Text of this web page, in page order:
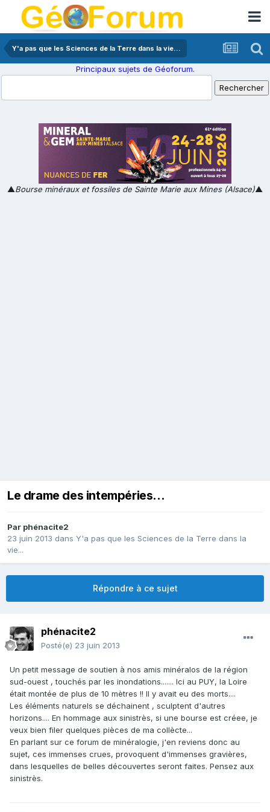
Y'a pas que les Sciences de la Terre dans la vie...
Principaux sujets de Géoforum.
▲Bourse minéraux et fossiles de Sainte Marie aux Mines (Alsace)▲
Le drame des intempéries...
Par phénacite2
23 juin 2013 dans Y'a pas que les Sciences de la Terre dans la
vie...
Répondre à ce sujet
phénacite2
Posté(e) 23 juin 2013
Un petit message de soutien à nos amis minéralos de la région
sud-ouest , touchés par les inondations....... Ici au PUY, la Loire
était montée de plus de 10 mètres !! Il y avait eu des morts....
Les éléments naturels se déchainent , sculptent d'autres
horizons.... En hommage aux sinistrès, si une bourse est créee, je
veux bien filer quelques pièces de ma collècte...
En parlant sur ce forum de minéralogie, j'en reviens donc au
sujet, ces immenses crues, provoquent d'immenses gravières,
dans lesquelles de belles découvertes seront faites. Pensez aux
sinistrès.